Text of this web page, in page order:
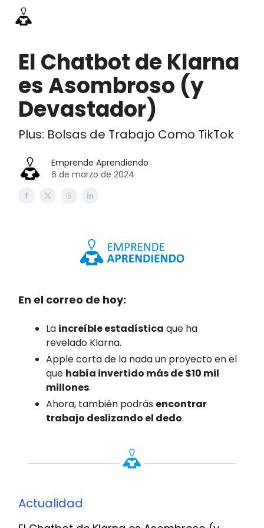
El Chatbot de Klarna
es Asombroso (y
Devastador)
Plus: Bolsas de Trabajo Como TikTok
Emprende Aprendiendo
6 de marzo de 2024
En el correo de hoy:
La increíble estadística que ha
revelado Klarna.
Apple corta de la nada un proyecto en el
que había invertido más de $10 mil
millones.
Ahora, también podrás encontrar
trabajo deslizando el dedo.
Actualidad